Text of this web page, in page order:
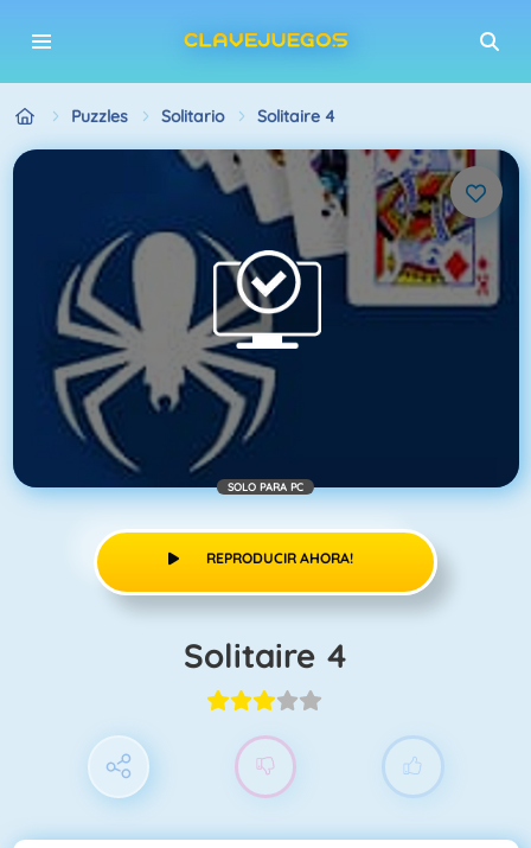
Puzzles Solitario Solitaire 4
SOLO PARA PC
REPRODUCIR AHORA!
Solitaire 4